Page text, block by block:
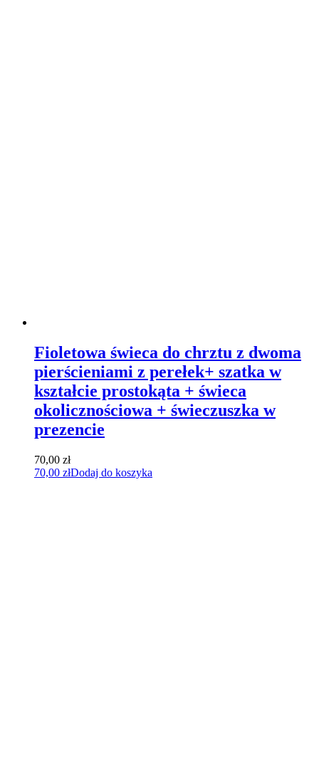
Fioletowa świeca do chrztu z dwoma
pierścieniami z perełek+ szatka w
kształcie prostokąta + świeca
okolicznościowa + świeczuszka w
prezencie
70,00 zł
70,00 złDodaj do koszyka